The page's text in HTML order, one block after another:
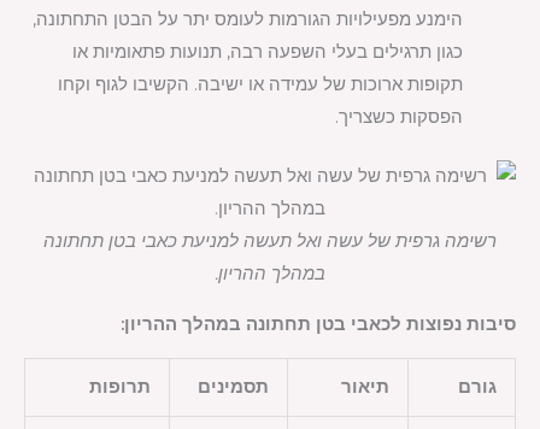
הימנע מפעילויות הגורמות לעומס יתר על הבטן התחתונה,
כגון תרגילים בעלי השפעה רבה, תנועות פתאומיות או
תקופות ארוכות של עמידה או ישיבה. הקשיבו לגוף וקחו
הפסקות כשצריך.
רשימה גרפית של עשה ואל תעשה למניעת כאבי בטן תחתונה
במהלך ההריון.
סיבות נפוצות לכאבי בטן תחתונה במהלך ההריון:
גורם תיאור תסמינים תרופות